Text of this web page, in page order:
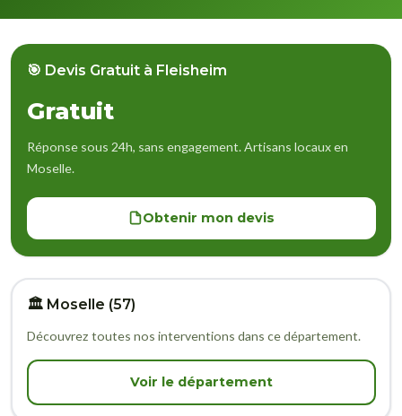
🎯 Devis Gratuit à Fleisheim
Gratuit
Réponse sous 24h, sans engagement. Artisans locaux en
Moselle.
Obtenir mon devis
🏛️ Moselle (57)
Découvrez toutes nos interventions dans ce département.
Voir le département